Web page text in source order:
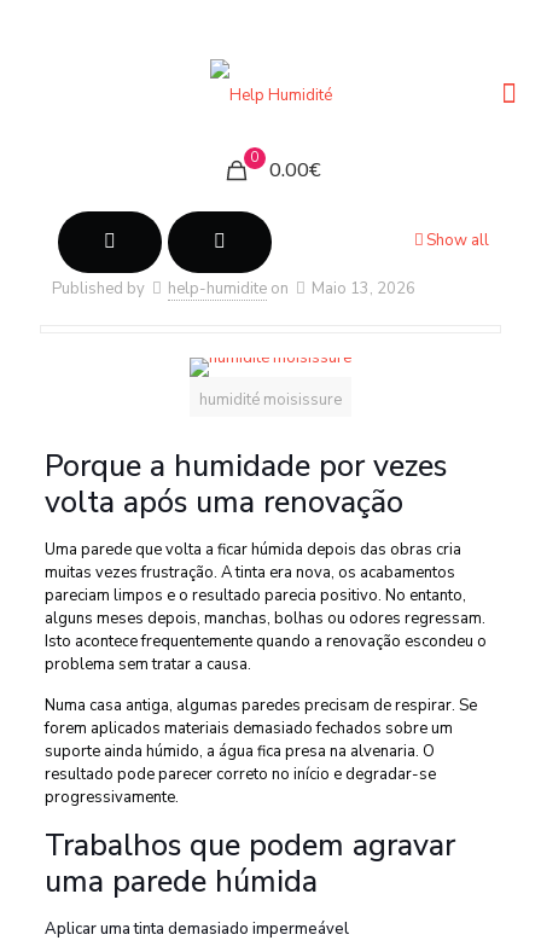
0 0.00€
Show all
Published by help-humidite on Maio 13, 2026
humidité moisissure
Porque a humidade por vezes
volta após uma renovação
Uma parede que volta a ficar húmida depois das obras cria
muitas vezes frustração. A tinta era nova, os acabamentos
pareciam limpos e o resultado parecia positivo. No entanto,
alguns meses depois, manchas, bolhas ou odores regressam.
Isto acontece frequentemente quando a renovação escondeu o
problema sem tratar a causa.
Numa casa antiga, algumas paredes precisam de respirar. Se
forem aplicados materiais demasiado fechados sobre um
suporte ainda húmido, a água fica presa na alvenaria. O
resultado pode parecer correto no início e degradar-se
progressivamente.
Trabalhos que podem agravar
uma parede húmida
Aplicar uma tinta demasiado impermeável